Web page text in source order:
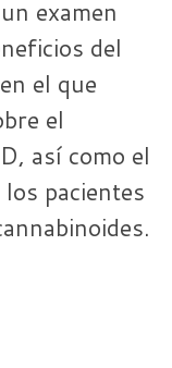
examen
del
el que
el
así como el
pacientes